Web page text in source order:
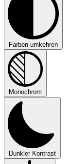
Farben umkehren
Monochrom
Dunkler Kontrast